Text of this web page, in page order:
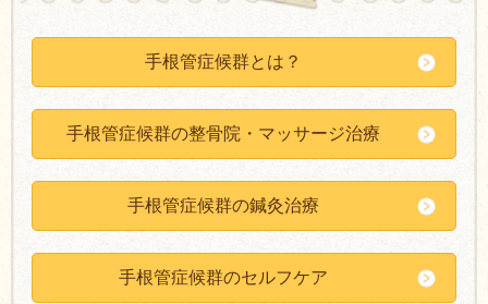
手根管症候群とは？
手根管症候群の整骨院・マッサージ治療
手根管症候群の鍼灸治療
手根管症候群のセルフケア